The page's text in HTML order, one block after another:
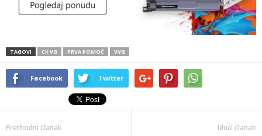
TAGOVI CK VG PRVA POMOĆ VVG
Facebook Twitter
Prethodni članak Idući članak